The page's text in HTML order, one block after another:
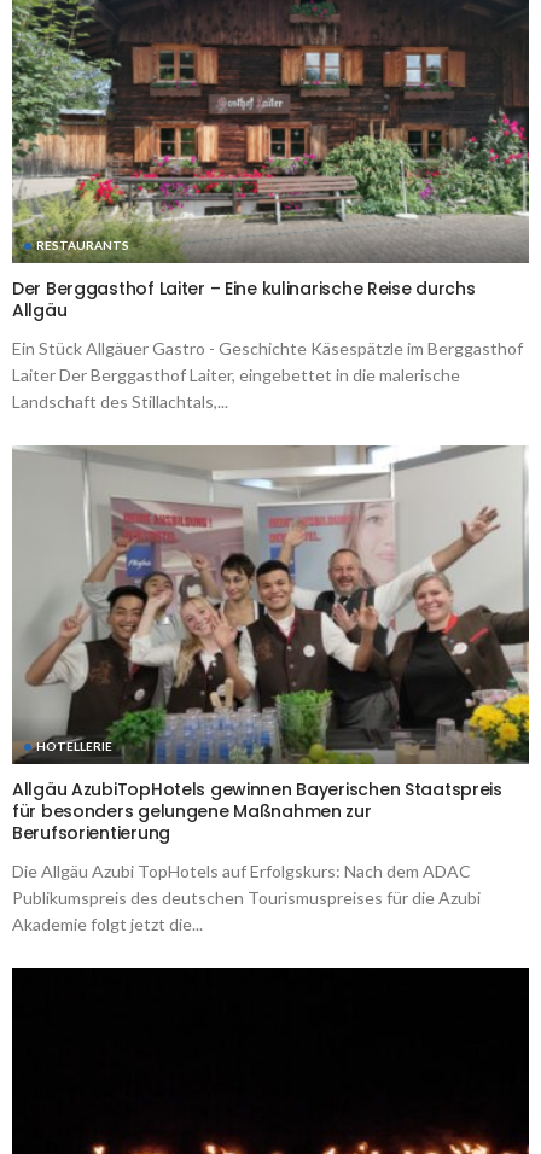
RESTAURANTS
Der Berggasthof Laiter – Eine kulinarische Reise durchs
Allgäu
Ein Stück Allgäuer Gastro - Geschichte Käsespätzle im Berggasthof
Laiter Der Berggasthof Laiter, eingebettet in die malerische
Landschaft des Stillachtals,...
HOTELLERIE
Allgäu AzubiTopHotels gewinnen Bayerischen Staatspreis
für besonders gelungene Maßnahmen zur
Berufsorientierung
Die Allgäu Azubi TopHotels auf Erfolgskurs: Nach dem ADAC
Publikumspreis des deutschen Tourismuspreises für die Azubi
Akademie folgt jetzt die...